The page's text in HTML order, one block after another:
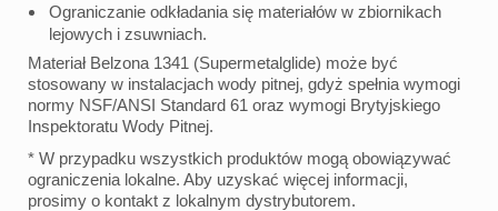
Ograniczanie odkładania się materiałów w zbiornikach
lejowych i zsuwniach.
Materiał Belzona 1341 (Supermetalglide) może być
stosowany w instalacjach wody pitnej, gdyż spełnia wymogi
normy NSF/ANSI Standard 61 oraz wymogi Brytyjskiego
Inspektoratu Wody Pitnej.
* W przypadku wszystkich produktów mogą obowiązywać
ograniczenia lokalne. Aby uzyskać więcej informacji,
prosimy o kontakt z lokalnym dystrybutorem.